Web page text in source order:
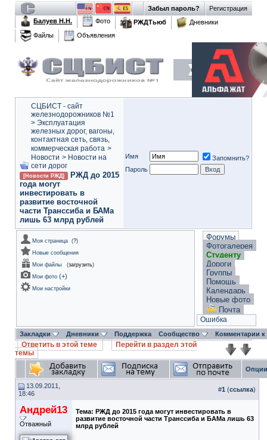
Регистрация
Забыл пароль?
Балуев Н.Н.
Фото РЖДТьюб
Дневники
Файлы
Объявления
СЦБИСТ - сайт
железнодорожников №1
> Эксплуатация
железных дорог, вагоны,
контактная сеть, связь,
коммерческая работа >
Новости > Новости на
сети дорог
[Новости РЖД]
РЖД до 2015
года могут
инвестировать в
развитие восточной
части Транссиба и БАМа
лишь 63 млрд рублей
Имя
Запомнить?
Пароль
Моя страница (?)
Новые сообщения
Мои файлы
(загрузить)
Мои фото (+)
Мои настройки
Форумы
Фотогалерея
Студенту
Дороги
Группы
Помощь
Календарь
Новые фото
Почта
Ошибка
Закладки Дневники Поддержка Сообщество Комментарии
Ответить в этой теме
Перейти в раздел этой
темы
13.09.2011,
18:46
#1 (ссылка)
Андрей13
Отважный
Тема: РЖД до 2015 года могут инвестировать в
развитие восточной части Транссиба и БАМа лишь 63
млрд рублей